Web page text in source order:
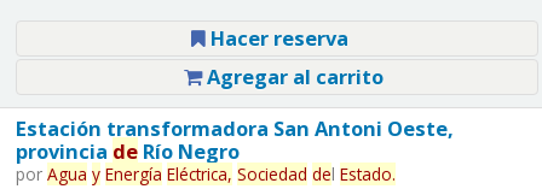
Hacer reserva
Agregar al carrito
Estación transformadora San Antoni Oeste,
provincia deRío Negro
por Agua y Energía Eléctrica, Sociedad del Estado.